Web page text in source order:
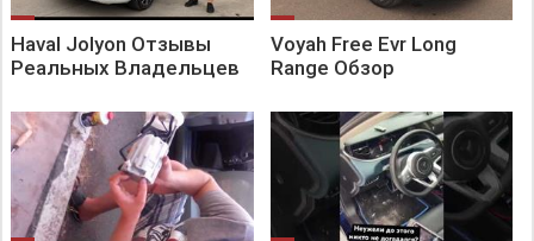
Haval Jolyon Отзывы
Реальных Владельцев
Voyah Free Evr Long
Range Обзор